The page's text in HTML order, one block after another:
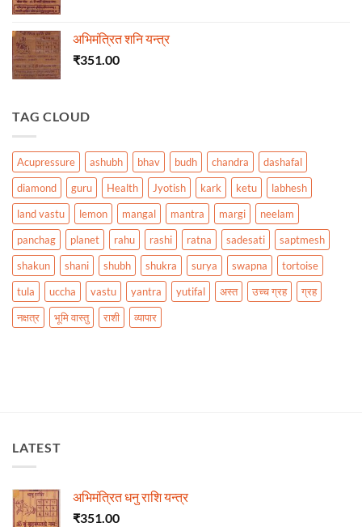
अभिमंत्रित शनि यन्त्र
₹351.00
TAG CLOUD
Acupressure ashubh bhav budh chandra
dashafal
diamond
guru Health Jyotish kark ketu
labhesh
land vastu
lemon mangal mantra margi
neelam
panchag
planet rahu rashi ratna sadesati
saptmesh
shakun
shani shubh shukra surya swapna
tortoise
tula
uccha vastu yantra yutifal अस्त उच्च ग्रह
ग्रह
नक्षत्र
भूमि वास्तु राशी व्यापार
LATEST
अभिमंत्रित धनु राशि यन्त्र
₹351.00